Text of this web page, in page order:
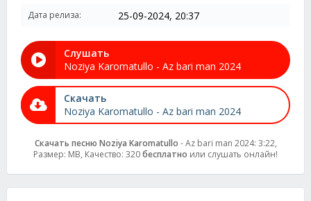
Дата релиза: 25-09-2024, 20:37
Слушать
Noziya Karomatullo - Az bari man 2024
Скачать
Noziya Karomatullo - Az bari man 2024
Скачать песню Noziya Karomatullo - Az bari man 2024: 3:22,
Размер: MB, Качество: 320бесплатно или слушать онлайн!